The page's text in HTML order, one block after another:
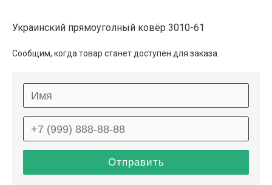
Украинский прямоуголный ковёр 3010-61
Сообщим, когда товар станет доступен для заказа.